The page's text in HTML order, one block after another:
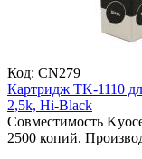
Код: CN279
Картридж TK-1110
2,5k, Hi-Black
Совместимость
2500 копий.